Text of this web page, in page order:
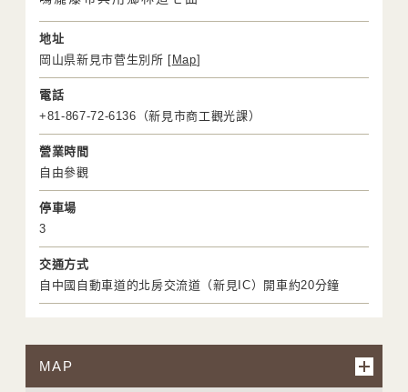
地址
岡山県新見市菅生別所 [ Map]
電話
+81-867-72-6136（新見市商工觀光課）
營業時間
自由參觀
停車場
3
交通方式
自中國自動車道的北房交流道（新見IC）開車約20分鐘
MAP